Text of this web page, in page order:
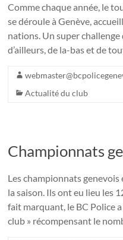
Comme chaque année, le
se déroule à Genève,
nations. Un super
d’ailleurs, de la-bas et de
Actualité du club
Championnats
Les championnats
la saison. Ils ont eu lieu les
fait marquant, le BC Police
club » récompensant le